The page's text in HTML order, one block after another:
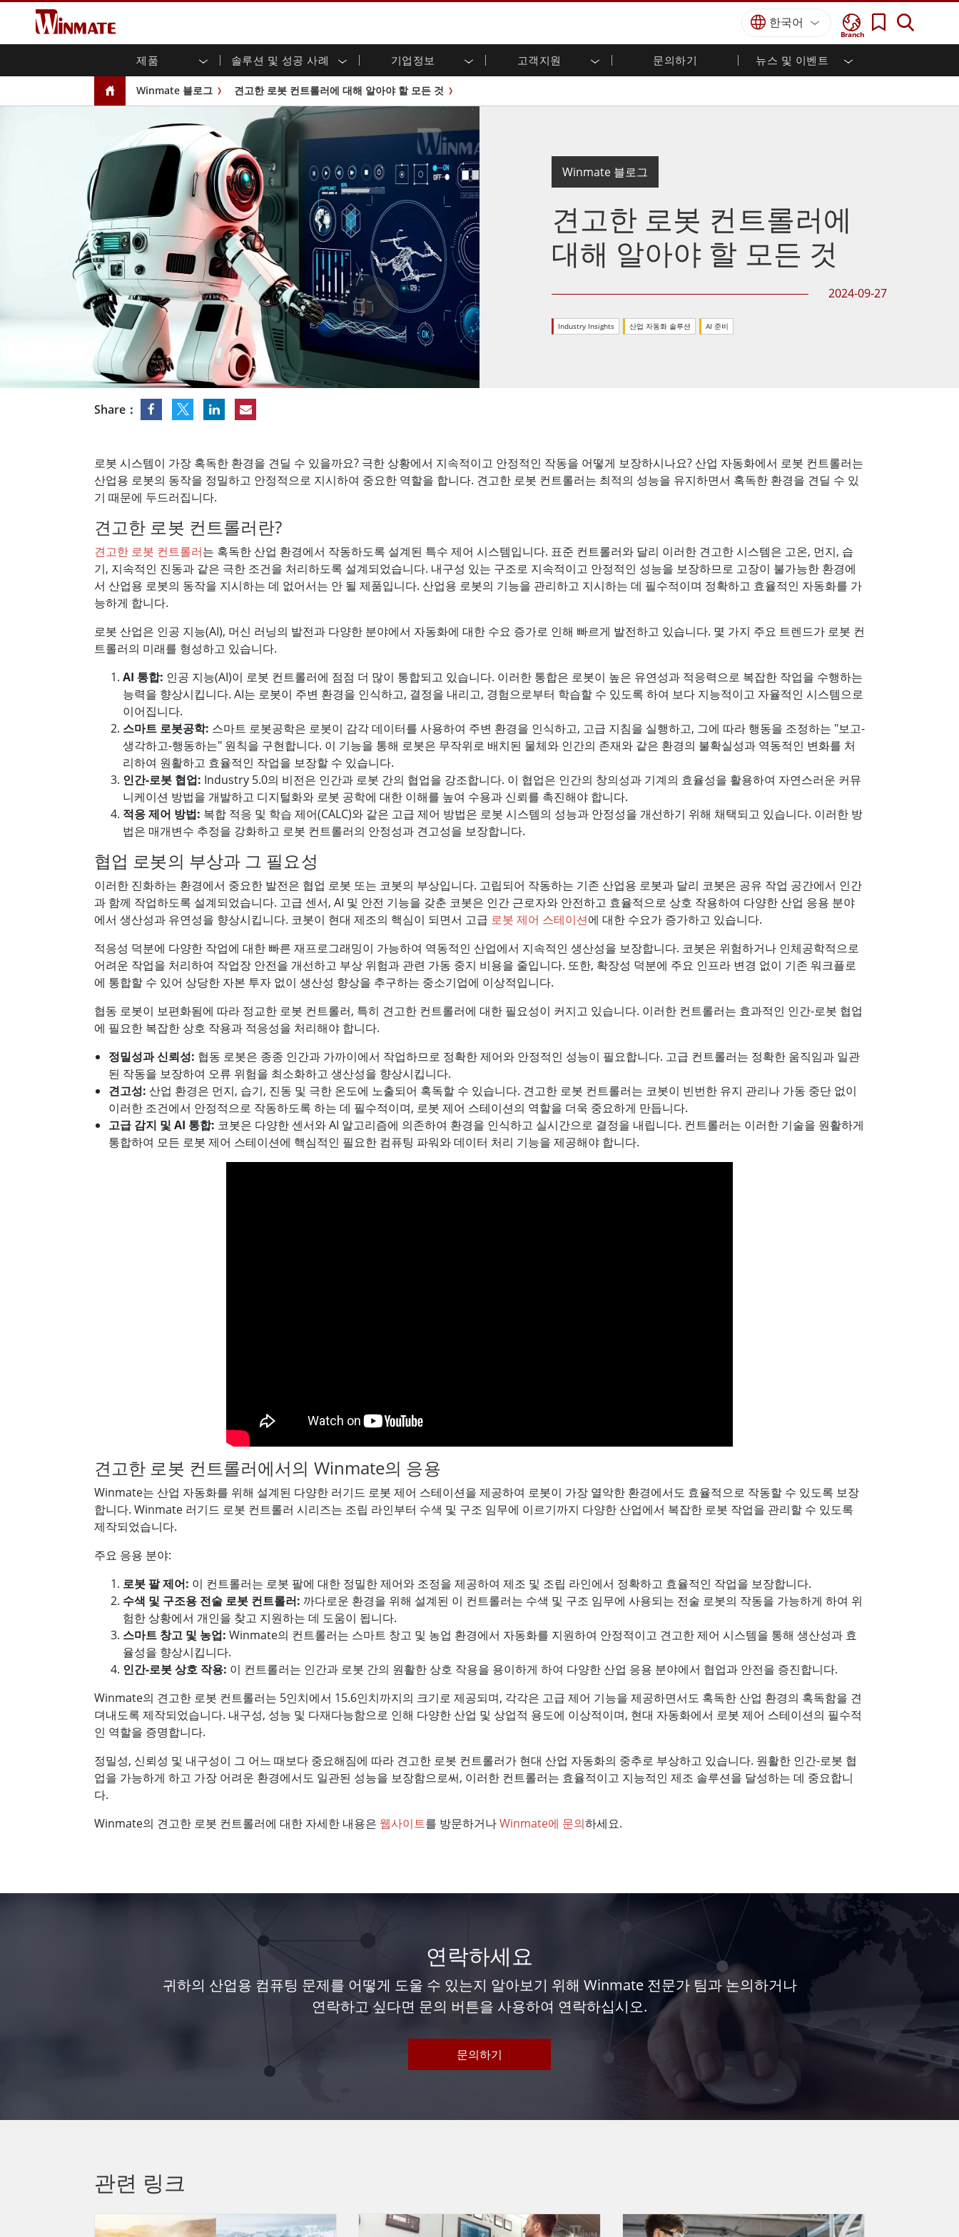
Branch
한국어
제품 솔루션 및 성공 사례 기업정보 고객지원 문의하기 뉴스 및 이벤트
엔터프라이즈 모빌리티
러기드 노트북
러기드 태블릿 컨트롤러
휴대용 컴퓨터
Windows 러기드 태블릿
안드로이드 러기드 태블릿
울트라 러기드 태블릿
라디오 PoC
엣지 AI 모빌리티
산업용 디스플레이
멀티터치(P-CAP)
오픈 프레임
섀시
전면 IP65
PoE 터치
USB Type-C
스테인리스 시리
실외 디스플레이
IP67
후면 마운트
ATEX 등급
랙 마운트
바 유형 디스플레
이
OSD 박스
HMI(P-CAP 터치)
스테인리스 시리즈
G-WIN 시리즈 / IP67 설계
엣지 AI 패널 PC
국방부 러기드 노트북
지상 관제소
차량 탑재형 컴퓨터
Windows 차량 탑재 컴퓨터
안드로이드 차량 탑재 컴퓨터
차량 탑재 컴퓨터용 태블릿
임베디드 컴퓨팅
박스 PC / 방수 러기드 PC IP65
IoT 게이트웨이
라디오 게이트웨이
More
헬스케어 등급
의료용 패널 PC
해양 등급
해양 디스플레이
견고한 로봇 컨트롤러
엣지 AI 모빌리티
로봇 컨트롤러
석유 및 가스, ATEX 등급
ATEX 등급 러기드 태블릿
ATEX 등급 내구성형 핸드헬드
견고한 로봇 컨트롤러 솔루션 AI 준비
농업
교통 식품 및 위생 산업
해양
공공 안전
IIoT 및 엣지 컴퓨팅
인프라
지능형 로보틱스 시스템
셀프 서비스 키오스크
정부
스마트 충전소
성공 사례
Winmate에 대하여 투자자 관계
보증 다운로드 센터
마케팅 포털
파일 공유
새로운 제품 뉴스레터
무역 박람회 이벤트
유튜브 채널 VR 엑스포
인증／준수
핵심 기술
블로그
Winmate 블로그 견고한 로봇 컨트롤러에 대해 알아야 할 모든 것
Winmate 블로그
견고한 로봇 컨트롤러에
대해 알아야 할 모든 것
2024-09-27
Industry Insights 산업 자동화 솔루션 AI 준비
Share：
로봇 시스템이 가장 혹독한 환경을 견딜 수 있을까요? 극한 상황에서 지속적이고 안정적인 작동을 어떻게 보장하시나요? 산업 자동화에서 로봇 컨트롤러는
산업용 로봇의 동작을 정밀하고 안정적으로 지시하여 중요한 역할을 합니다. 견고한 로봇 컨트롤러는 최적의 성능을 유지하면서 혹독한 환경을 견딜 수 있
기 때문에 두드러집니다.
견고한 로봇 컨트롤러란?
견고한 로봇 컨트롤러는 혹독한 산업 환경에서 작동하도록 설계된 특수 제어 시스템입니다. 표준 컨트롤러와 달리 이러한 견고한 시스템은 고온, 먼지, 습
기, 지속적인 진동과 같은 극한 조건을 처리하도록 설계되었습니다. 내구성 있는 구조로 지속적이고 안정적인 성능을 보장하므로 고장이 불가능한 환경에
서 산업용 로봇의 동작을 지시하는 데 없어서는 안 될 제품입니다. 산업용 로봇의 기능을 관리하고 지시하는 데 필수적이며 정확하고 효율적인 자동화를 가
능하게 합니다.
로봇 산업은 인공 지능(AI), 머신 러닝의 발전과 다양한 분야에서 자동화에 대한 수요 증가로 인해 빠르게 발전하고 있습니다. 몇 가지 주요 트렌드가 로봇 컨
트롤러의 미래를 형성하고 있습니다.
AI 통합: 인공 지능(AI)이 로봇 컨트롤러에 점점 더 많이 통합되고 있습니다. 이러한 통합은 로봇이 높은 유연성과 적응력으로 복잡한 작업을 수행하는
능력을 향상시킵니다. AI는 로봇이 주변 환경을 인식하고, 결정을 내리고, 경험으로부터 학습할 수 있도록 하여 보다 지능적이고 자율적인 시스템으로
이어집니다.
스마트 로봇공학: 스마트 로봇공학은 로봇이 감각 데이터를 사용하여 주변 환경을 인식하고, 고급 지침을 실행하고, 그에 따라 행동을 조정하는 "보고-
생각하고-행동하는" 원칙을 구현합니다. 이 기능을 통해 로봇은 무작위로 배치된 물체와 인간의 존재와 같은 환경의 불확실성과 역동적인 변화를 처
리하여 원활하고 효율적인 작업을 보장할 수 있습니다.
인간-로봇 협업: Industry 5.0의 비전은 인간과 로봇 간의 협업을 강조합니다. 이 협업은 인간의 창의성과 기계의 효율성을 활용하여 자연스러운 커뮤
니케이션 방법을 개발하고 디지털화와 로봇 공학에 대한 이해를 높여 수용과 신뢰를 촉진해야 합니다.
적응 제어 방법: 복합 적응 및 학습 제어(CALC)와 같은 고급 제어 방법은 로봇 시스템의 성능과 안정성을 개선하기 위해 채택되고 있습니다. 이러한 방
법은 매개변수 추정을 강화하고 로봇 컨트롤러의 안정성과 견고성을 보장합니다.
협업 로봇의 부상과 그 필요성
이러한 진화하는 환경에서 중요한 발전은 협업 로봇 또는 코봇의 부상입니다. 고립되어 작동하는 기존 산업용 로봇과 달리 코봇은 공유 작업 공간에서 인간
과 함께 작업하도록 설계되었습니다. 고급 센서, AI 및 안전 기능을 갖춘 코봇은 인간 근로자와 안전하고 효율적으로 상호 작용하여 다양한 산업 응용 분야
에서 생산성과 유연성을 향상시킵니다. 코봇이 현대 제조의 핵심이 되면서 고급 로봇 제어 스테이션에 대한 수요가 증가하고 있습니다.
적응성 덕분에 다양한 작업에 대한 빠른 재프로그래밍이 가능하여 역동적인 산업에서 지속적인 생산성을 보장합니다. 코봇은 위험하거나 인체공학적으로
어려운 작업을 처리하여 작업장 안전을 개선하고 부상 위험과 관련 가동 중지 비용을 줄입니다. 또한, 확장성 덕분에 주요 인프라 변경 없이 기존 워크플로
에 통합할 수 있어 상당한 자본 투자 없이 생산성 향상을 추구하는 중소기업에 이상적입니다.
협동 로봇이 보편화됨에 따라 정교한 로봇 컨트롤러, 특히 견고한 컨트롤러에 대한 필요성이 커지고 있습니다. 이러한 컨트롤러는 효과적인 인간-로봇 협업
에 필요한 복잡한 상호 작용과 적응성을 처리해야 합니다.
정밀성과 신뢰성: 협동 로봇은 종종 인간과 가까이에서 작업하므로 정확한 제어와 안정적인 성능이 필요합니다. 고급 컨트롤러는 정확한 움직임과 일관
된 작동을 보장하여 오류 위험을 최소화하고 생산성을 향상시킵니다.
견고성: 산업 환경은 먼지, 습기, 진동 및 극한 온도에 노출되어 혹독할 수 있습니다. 견고한 로봇 컨트롤러는 코봇이 빈번한 유지 관리나 가동 중단 없이
이러한 조건에서 안정적으로 작동하도록 하는 데 필수적이며, 로봇 제어 스테이션의 역할을 더욱 중요하게 만듭니다.
고급 감지 및 AI 통합: 코봇은 다양한 센서와 AI 알고리즘에 의존하여 환경을 인식하고 실시간으로 결정을 내립니다. 컨트롤러는 이러한 기술을 원활하게
통합하여 모든 로봇 제어 스테이션에 핵심적인 필요한 컴퓨팅 파워와 데이터 처리 기능을 제공해야 합니다.
견고한 로봇 컨트롤러에서의 Winmate의 응용
Winmate는 산업 자동화를 위해 설계된 다양한 러기드 로봇 제어 스테이션을 제공하여 로봇이 가장 열악한 환경에서도 효율적으로 작동할 수 있도록 보장
합니다. Winmate 러기드 로봇 컨트롤러 시리즈는 조립 라인부터 수색 및 구조 임무에 이르기까지 다양한 산업에서 복잡한 로봇 작업을 관리할 수 있도록
제작되었습니다.
주요 응용 분야:
로봇 팔 제어: 이 컨트롤러는 로봇 팔에 대한 정밀한 제어와 조정을 제공하여 제조 및 조립 라인에서 정확하고 효율적인 작업을 보장합니다.
수색 및 구조용 전술 로봇 컨트롤러: 까다로운 환경을 위해 설계된 이 컨트롤러는 수색 및 구조 임무에 사용되는 전술 로봇의 작동을 가능하게 하여 위
험한 상황에서 개인을 찾고 지원하는 데 도움이 됩니다.
스마트 창고 및 농업: Winmate의 컨트롤러는 스마트 창고 및 농업 환경에서 자동화를 지원하여 안정적이고 견고한 제어 시스템을 통해 생산성과 효
율성을 향상시킵니다.
인간-로봇 상호 작용: 이 컨트롤러는 인간과 로봇 간의 원활한 상호 작용을 용이하게 하여 다양한 산업 응용 분야에서 협업과 안전을 증진합니다.
Winmate의 견고한 로봇 컨트롤러는 5인치에서 15.6인치까지의 크기로 제공되며, 각각은 고급 제어 기능을 제공하면서도 혹독한 산업 환경의 혹독함을 견
뎌내도록 제작되었습니다. 내구성, 성능 및 다재다능함으로 인해 다양한 산업 및 상업적 용도에 이상적이며, 현대 자동화에서 로봇 제어 스테이션의 필수적
인 역할을 증명합니다.
정밀성, 신뢰성 및 내구성이 그 어느 때보다 중요해짐에 따라 견고한 로봇 컨트롤러가 현대 산업 자동화의 중추로 부상하고 있습니다. 원활한 인간-로봇 협
업을 가능하게 하고 가장 어려운 환경에서도 일관된 성능을 보장함으로써, 이러한 컨트롤러는 효율적이고 지능적인 제조 솔루션을 달성하는 데 중요합니
다.
Winmate의 견고한 로봇 컨트롤러에 대한 자세한 내용은 웹사이트를 방문하거나Winmate에 문의하세요.
연락하세요
귀하의 산업용 컴퓨팅 문제를 어떻게 도울 수 있는지 알아보기 위해 Winmate 전문가 팀과 논의하거나
연락하고 싶다면 문의 버튼을 사용하여 연락하십시오.
문의하기
관련 링크